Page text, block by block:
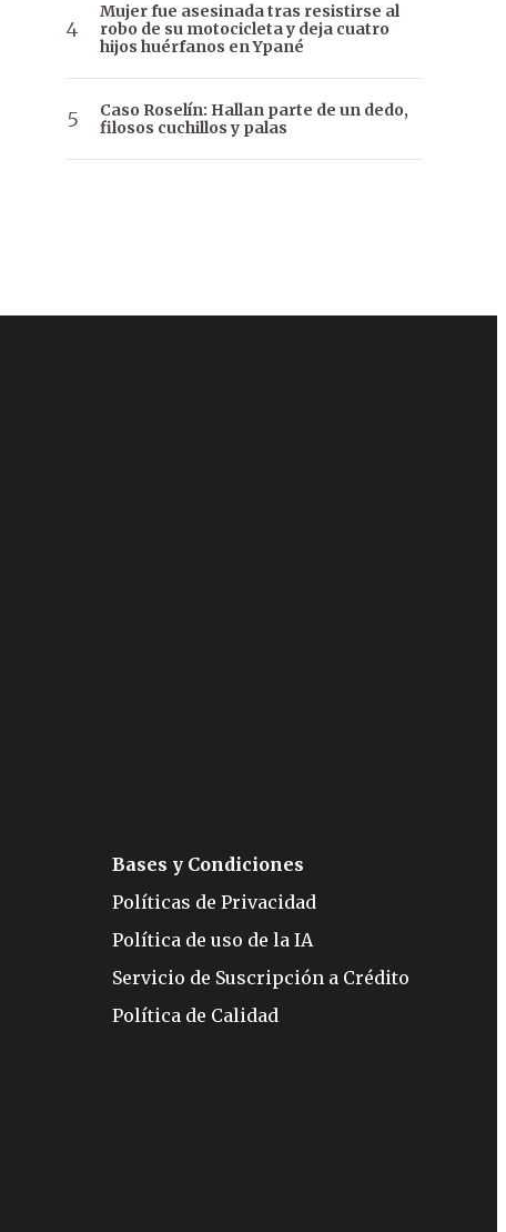
Mujer fue asesinada tras resistirse al
robo de su motocicleta y deja cuatro
hijos huérfanos en Ypané
Caso Roselín: Hallan parte de un dedo,
filosos cuchillos y palas
Bases y Condiciones
Políticas de Privacidad
Política de uso de la IA
Servicio de Suscripción a Crédito
Política de Calidad